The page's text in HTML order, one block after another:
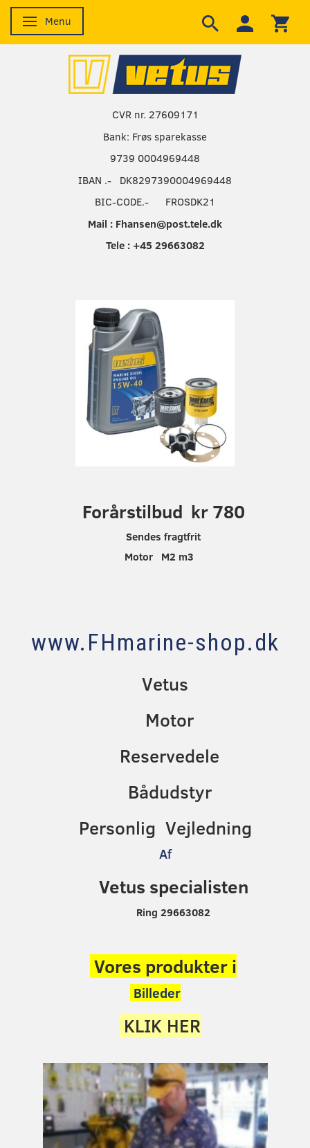
Skifte navigation
Menu
CVR nr. 27609171
Bank: Frøs sparekasse
9739 0004969448
IBAN .- DK8297390004969448
BIC-CODE.- FROSDK21
Mail : Fhansen@post.tele.dk
Tele : +45 29663082
Forårstilbud kr 780
Sendes fragtfrit
Motor M2 m3
www.FHmarine-shop.dk
Vetus
Motor
Reservedele
Bådudstyr
Personlig Vejledning
Af
Vetus specialisten
Ring 29663082
Vores produkter i
Billeder
KLIK HER